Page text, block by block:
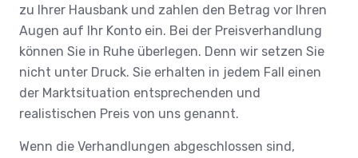
zu Ihrer Hausbank und zahlen den Betrag vor Ihren
Augen auf Ihr Konto ein. Bei der Preisverhandlung
können Sie in Ruhe überlegen. Denn wir setzen Sie
nicht unter Druck. Sie erhalten in jedem Fall einen
der Marktsituation entsprechenden und
realistischen Preis von uns genannt.
Wenn die Verhandlungen abgeschlossen sind,